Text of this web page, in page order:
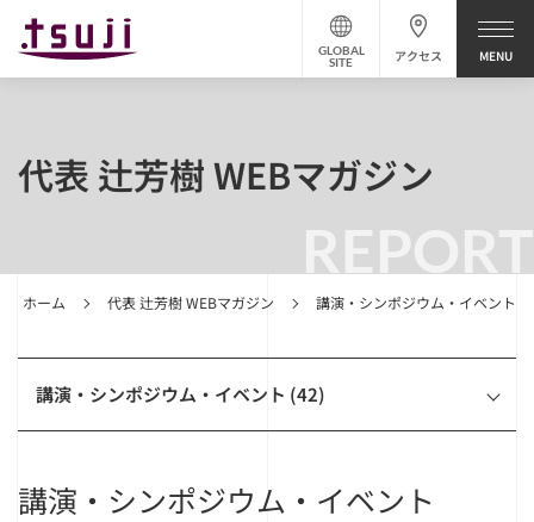
アクセス
GLOBAL
SITE
REPORT
ホーム 代表 辻芳樹 WEBマガジン 講演・シンポジウム・イベント
代表 辻芳樹 WEBマガジン
講演・シンポジウム・イベント (42)
講演・シンポジウム・イベント